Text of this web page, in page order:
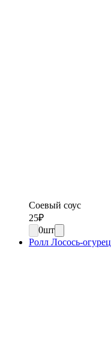
Соевый соус
25₽
0шт
Ролл Лосось-огурец